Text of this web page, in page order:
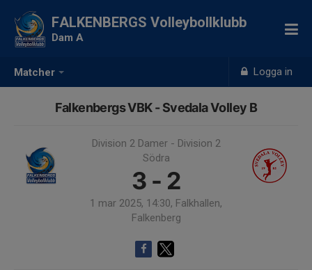
Matcher Logga in
FALKENBERGS Volleybollklubb
Dam A
Falkenbergs VBK - Svedala Volley B
Division 2 Damer - Division 2
Södra
3 - 2
1 mar 2025, 14:30, Falkhallen,
Falkenberg